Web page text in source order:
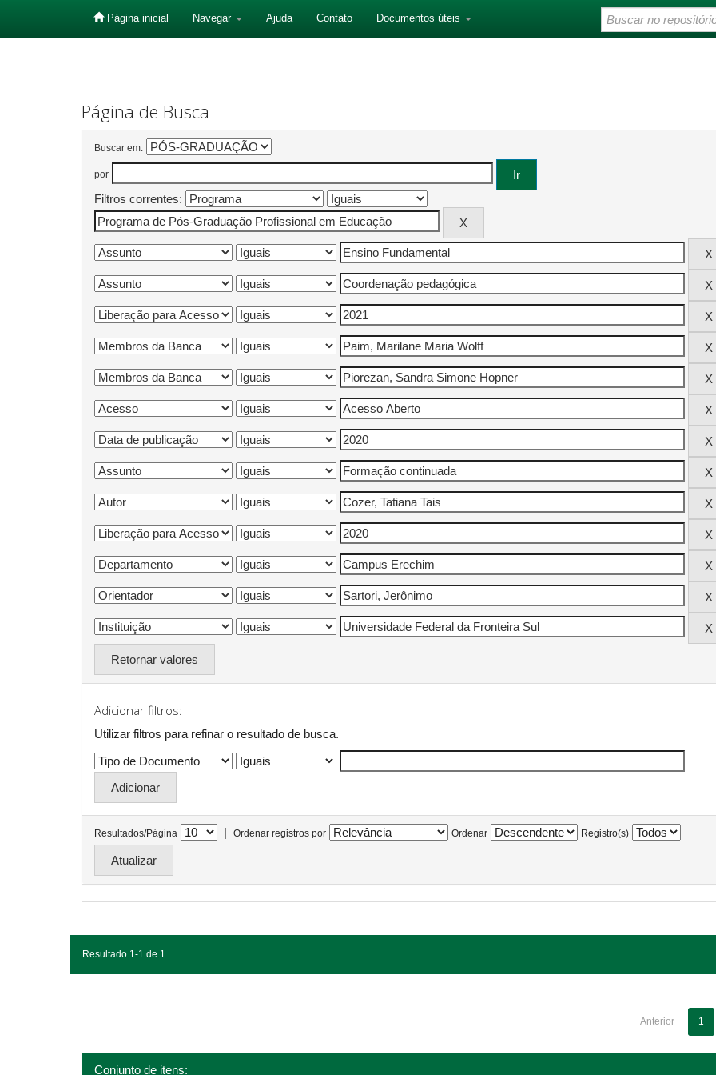
Página inicial Navegar Ajuda Contato Documentos úteis
Página de Busca
Buscar em:
por
Filtros correntes:
Retornar valores
Adicionar filtros:
Utilizar filtros para refinar o resultado de busca.
Resultados/Página | Ordenar registros por Ordenar Registro(s)
Resultado 1-1 de 1.
Anterior 1
Conjunto de itens: